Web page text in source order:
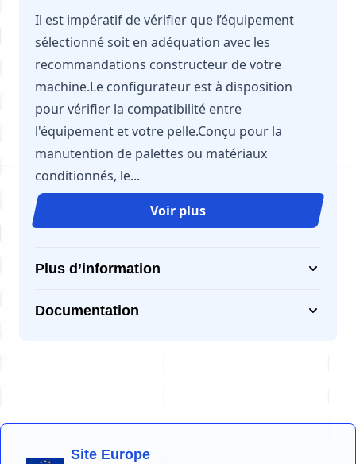
Il est impératif de vérifier que l’équipement
sélectionné soit en adéquation avec les
recommandations constructeur de votre
machine.Le configurateur est à disposition
pour vérifier la compatibilité entre
l'équipement et votre pelle.Conçu pour la
manutention de palettes ou matériaux
conditionnés, le...
Voir plus
Plus d’information
Documentation
Site Europe